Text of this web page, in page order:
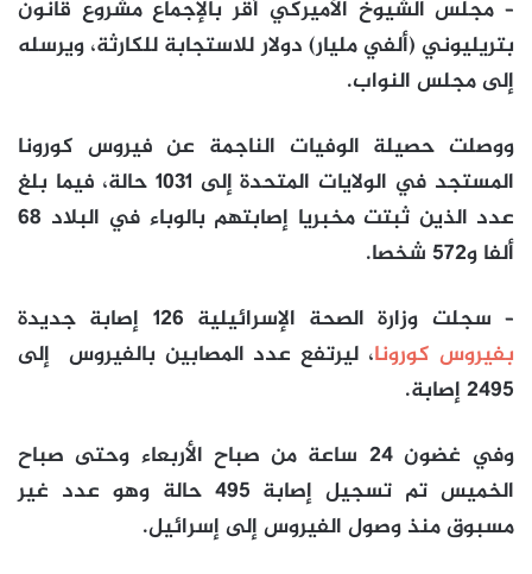
– مجلس الشيوخ الأميركي أقر بالإجماع مشروع قانون
بتريليوني (ألفي مليار) دولار للاستجابة للكارثة، ويرسله
إلى مجلس النواب.
ووصلت حصيلة الوفيات الناجمة عن فيروس كورونا
المستجد في الولايات المتحدة
إلى 1031 حالة، فيما بلغ
عدد الذين ثبتت مخبريا إصابتهم بالوباء في البلاد 68
ألفا و572 شخصا.
– سجلت وزارة الصحة الإسرائيلية 126 إصابة جديدة
بفيروس كورونا، ليرتفع عدد المصابين بالفيروس إلى
2495 إصابة.
وفي غضون 24 ساعة من صباح الأربعاء وحتى صباح
الخميس تم تسجيل إصابة 495 حالة وهو عدد غير
مسبوق منذ وصول الفيروس إلىإسرائيل.